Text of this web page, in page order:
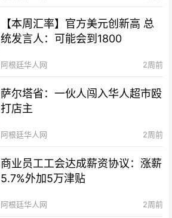
【本周汇率】官方美元创新高 总
统发言人：可能会到1800
阿根廷华人网 2周前
萨尔塔省：一伙人闯入华人超市殴
打店主
阿根廷华人网 2周前
商业员工工会达成薪资协议：涨薪
5.7%外加5万津贴
阿根廷华人网 2周前